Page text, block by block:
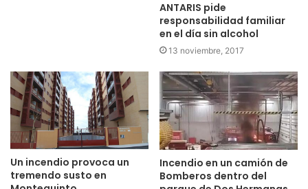
ANTARIS pide
responsabilidad familiar
en el día sin alcohol
13 noviembre, 2017
Un incendio provoca un
tremendo susto en
Incendio en un camión de
Bomberos dentro del